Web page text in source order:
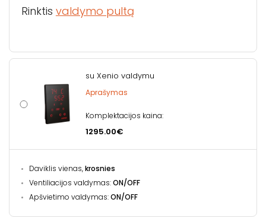
Rinktis valdymo pultą
su Xenio valdymu
Aprašymas
Komplektacijos kaina:
1295.00€
Daviklis vienas,krosnies
Ventiliacijos valdymas:ON/OFF
Apšvietimo valdymas:ON/OFF